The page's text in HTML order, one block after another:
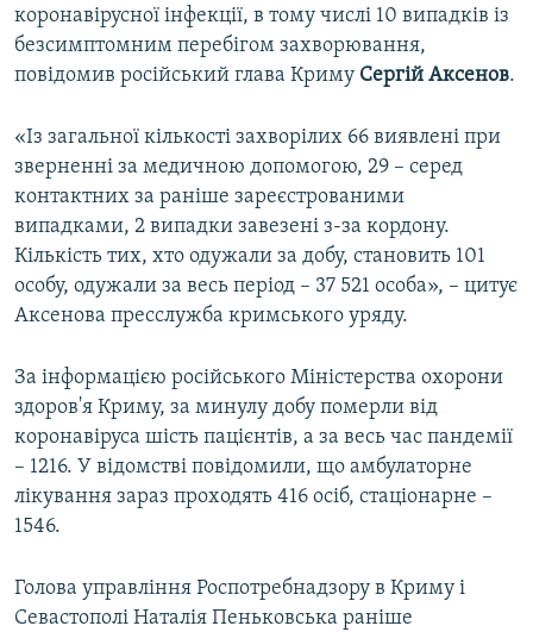
Усі сайти RFE/RL
коронавірусної інфекції, в тому числі 10 випадків із
безсимптомним перебігом захворювання,
повідомив російський глава Криму Сергій Аксенов.
«Із загальної кількості захворілих 66 виявлені при
зверненні за медичною допомогою, 29 – серед
контактних за раніше зареєстрованими
випадками, 2 випадки завезені з-за кордону.
Кількість тих, хто одужали за добу, становить 101
особу, одужали за весь період – 37 521 особа», – цитує
Аксенова пресслужба кримського уряду.
За інформацією російського Міністерства охорони
здоров'я Криму, за минулу добу померли від
коронавіруса шість пацієнтів, а за весь час пандемії
– 1216. У відомстві повідомили, що амбулаторне
лікування зараз проходять 416 осіб, стаціонарне –
1546.
Голова управління Роспотребнадзору в Криму і
Севастополі Наталія Пеньковська раніше